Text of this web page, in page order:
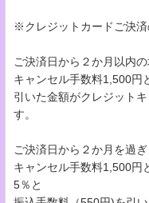
※クレジットカードご決
ご決済日から２か月以内の
キャンセル手数料1,500円
引いた金額がクレジット
す。
ご決済日から２か月を過ぎ
キャンセル手数料1,500円
5％と